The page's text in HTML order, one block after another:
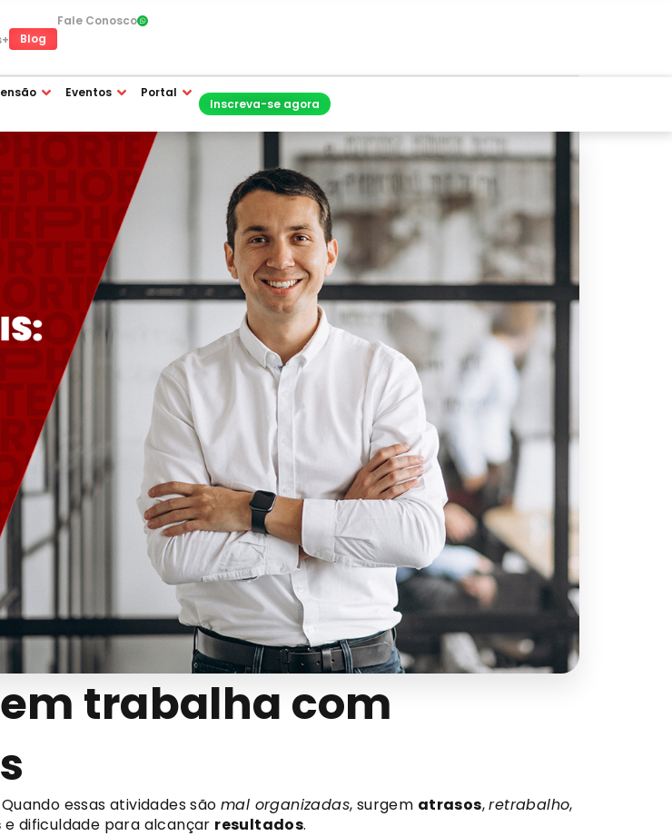
Blog
Fale Conosco
Eventos Portal
Inscreva-se agora
trabalha com
essas atividades sãomal organizadas, surgem atrasos,retrabalho,
e dificuldade para alcançar resultados.